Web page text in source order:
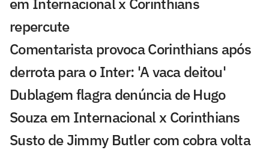
repercute
Comentarista provoca Corinthians após
derrota para o Inter: 'A vaca deitou'
Dublagem flagra denúncia de Hugo
Souza em Internacional x Corinthians
Susto de Jimmy Butler com cobra volta